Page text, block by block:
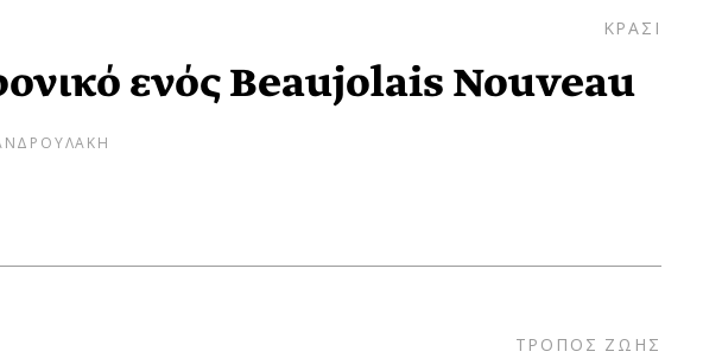
ΚΡΑΣΙ
ενός Βeaujolais Nouveau
ΤΡΟΠΟΣ ΖΩΗΣ